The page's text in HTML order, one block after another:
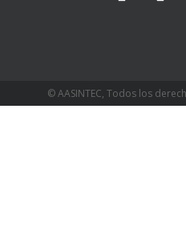
© AASINTEC, Todos los